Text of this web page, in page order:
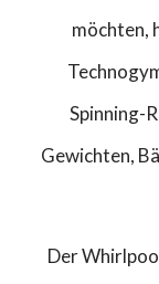
möchten,
Spinning-
Gewichten,
Der